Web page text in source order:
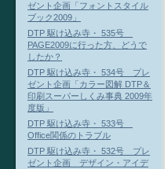
ゼント企画「フォントスタイル
ブック2009」
DTP 駆け込み寺・ 535号
PAGE2009に行った方、どうで
したか？
DTP 駆け込み寺・ 534号 プレ
ゼント企画「カラー図解 DTP＆
印刷スーパーしくみ事典 2009年
度版」
DTP 駆け込み寺・ 533号
Office関係のトラブル
DTP 駆け込み寺・ 532号 プレ
ゼント企画 デザイン・アイデ